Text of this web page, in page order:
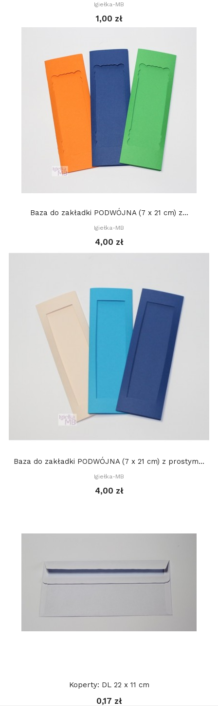
Igiełka-MB
1,00 zł
Baza do zakładki PODWÓJNA (7 x 21 cm) z...
Igiełka-MB
4,00 zł
Baza do zakładki PODWÓJNA (7 x 21 cm) z prostym...
Igiełka-MB
4,00 zł
Koperty: DL 22 x 11 cm
0,17 zł